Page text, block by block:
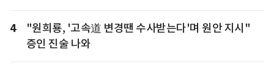
4
"원희룡, '고속道 변경땐 수사받는다'며 원안 지시"
증인 진술 나와